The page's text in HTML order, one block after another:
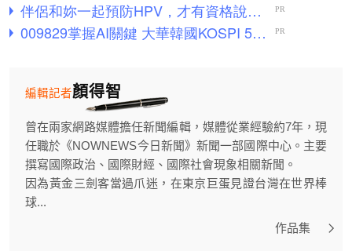
顏得智
編輯記者
曾在兩家網路媒體擔任新聞編輯，媒體從業經驗約7年，現
任職於《NOWNEWS今日新聞》新聞一部國際中心。主要
撰寫國際政治、國際財經、國際社會現象相關新聞。
因為黃金三劍客當過爪迷，在東京巨蛋見證台灣在世界棒
球...
作品集